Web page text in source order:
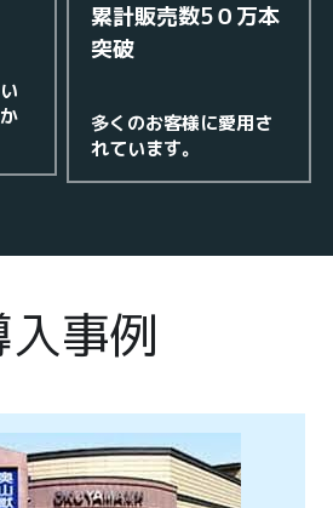
累計販売数5０万本
突破
多くのお客様に愛用さ
れています。
事例